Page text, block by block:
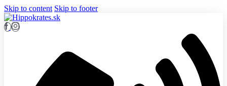
Skip to content Skip to footer